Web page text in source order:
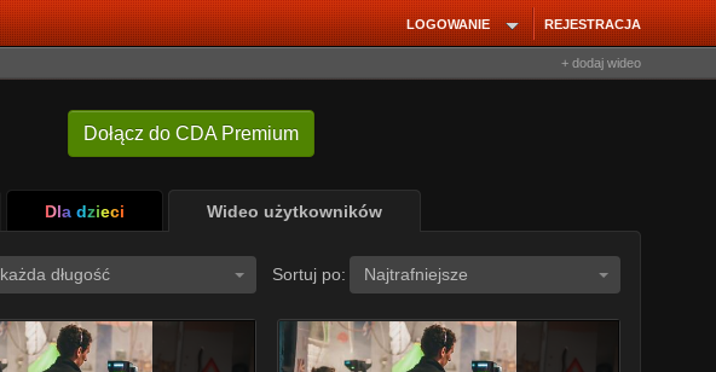
REJESTRACJA
LOGOWANIE
+ dodaj wideo
Dołącz do CDA Premium
Dla dzieci Wideo użytkowników
każda długość Sortuj po: Najtrafniejsze